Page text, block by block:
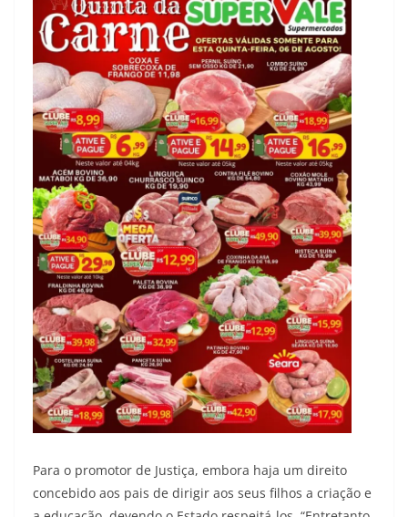
Para o promotor de Justiça, embora haja um direito
concebido aos pais de dirigir aos seus filhos a criação e